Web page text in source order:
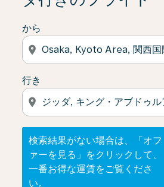
から
location_on
行き
location_on
検索結果がない場合は、「オフ
ァーを見る」をクリックして、
一番お得な運賃をご覧くださ
い。